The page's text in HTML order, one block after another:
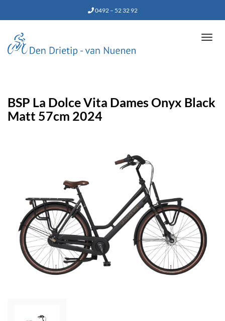
0492 – 52 32 92
BSP La Dolce Vita Dames Onyx Black
Matt 57cm 2024